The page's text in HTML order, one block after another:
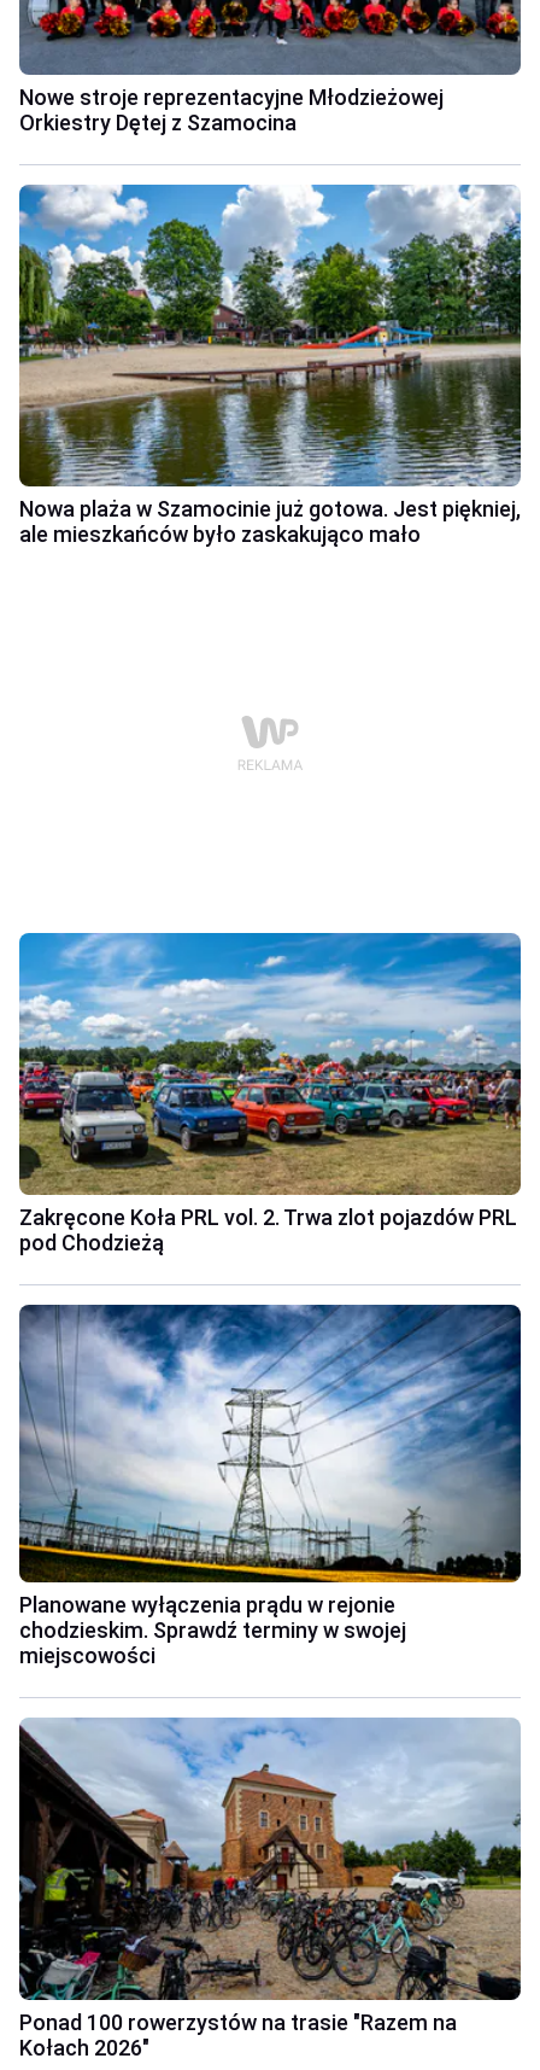
Nowe stroje reprezentacyjne Młodzieżowej
Orkiestry Dętej z Szamocina
Nowa plaża w Szamocinie już gotowa. Jest piękniej,
ale mieszkańców było zaskakująco mało
Zakręcone Koła PRL vol. 2. Trwa zlot pojazdów PRL
pod Chodzieżą
Planowane wyłączenia prądu w rejonie
chodzieskim. Sprawdź terminy w swojej
miejscowości
Ponad 100 rowerzystów na trasie "Razem na
Kołach 2026"